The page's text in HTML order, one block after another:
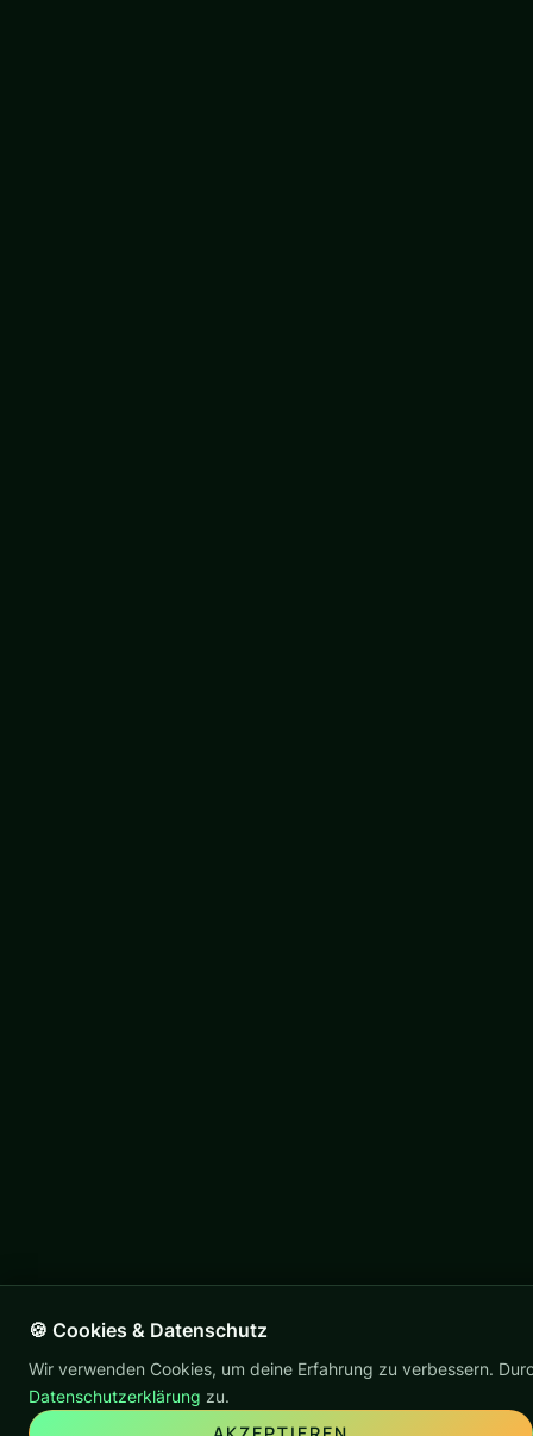
🍪 Cookies & Datenschutz
Wir verwenden Cookies, um deine Erfahrung zu verbessern.
Datenschutzerklärung zu.